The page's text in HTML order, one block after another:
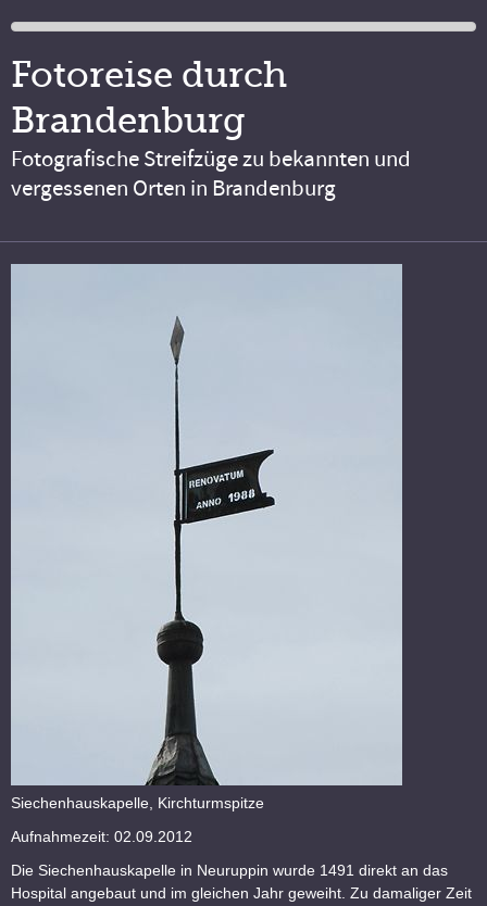
Fotoreise durch
Brandenburg
Fotografische Streifzüge zu bekannten und
vergessenen Orten in Brandenburg
Siechenhauskapelle, Kirchturmspitze
Aufnahmezeit: 02.09.2012
Die Siechenhauskapelle in Neuruppin wurde 1491 direkt an das
Hospital angebaut und im gleichen Jahr geweiht. Zu damaliger Zeit